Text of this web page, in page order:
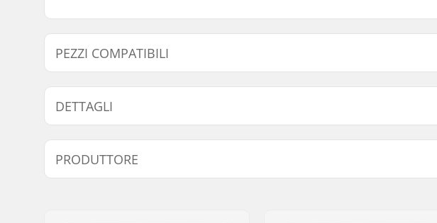
PEZZI COMPATIBILI
Trova prodotti compatibili con Marker Griffon 13 TCX D Attacchi Sci Regolabili:
DETTAGLI
Tipo di Attacchi:
Attacchi GripWalk
Compatibilità Scarpone:
Scarponi GripWalk (ISO 23223),
PRODUTTORE